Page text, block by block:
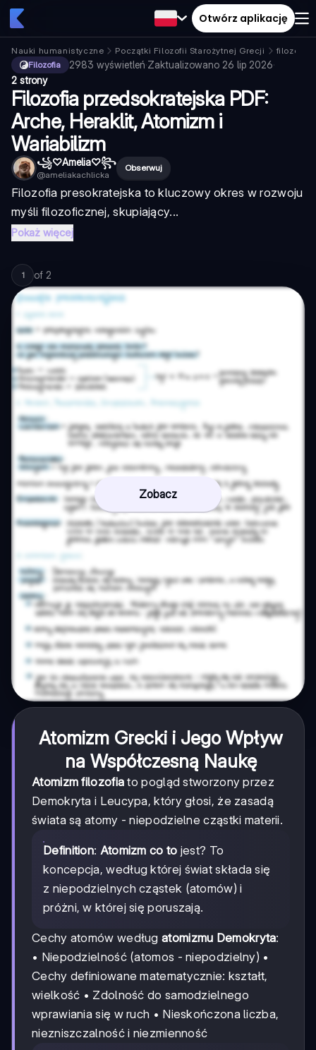
Otwórz aplikację
Nauki humanistyczne Początki Filozofii Starożytnej Grecji
Filozofia
2983 wyświetleń·Zaktualizowano 26 lip 2026·
2 strony
Filozofia przedsokratejska PDF:
Arche, Heraklit, Atomizm i
Wariabilizm
꧁♡︎Amelia♡︎꧂
@ameliakachlicka
Obserwuj
Filozofia presokratejska to kluczowy okres w rozwoju
myśli filozoficznej, skupiający...
Pokaż więcej
1 of 2
Zobacz
Atomizm Grecki i Jego Wpływ
na Współczesną Naukę
Atomizm filozofia to pogląd stworzony przez
Demokryta i Leucypa, który głosi, że zasadą
świata są atomy - niepodzielne cząstki materii.
Definition: Atomizm co to jest? To
koncepcja, według której świat składa się
z niepodzielnych cząstek (atomów) i
próżni, w której się poruszają.
Cechy atomów według atomizmu Demokryta:
• Niepodzielność (atomos - niepodzielny) •
Cechy definiowane matematycznie: kształt,
wielkość • Zdolność do samodzielnego
wprawiania się w ruch • Nieskończona liczba,
niezniszczalność i niezmienność